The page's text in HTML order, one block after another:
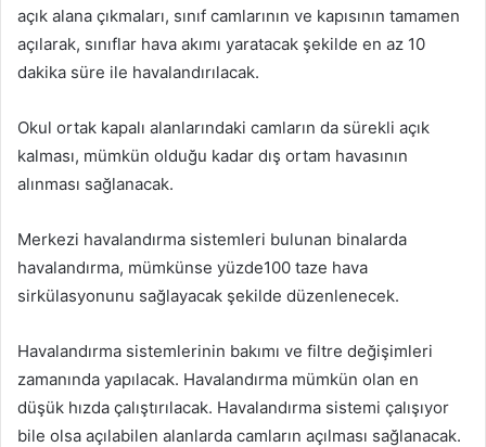
açık alana çıkmaları, sınıf camlarının ve kapısının tamamen
açılarak, sınıflar hava akımı yaratacak şekilde en az 10
dakika süre ile havalandırılacak.
Okul ortak kapalı alanlarındaki camların da sürekli açık
kalması, mümkün olduğu kadar dış ortam havasının
alınması sağlanacak.
Merkezi havalandırma sistemleri bulunan binalarda
havalandırma, mümkünse yüzde100 taze hava
sirkülasyonunu sağlayacak şekilde düzenlenecek.
Havalandırma sistemlerinin bakımı ve filtre değişimleri
zamanında yapılacak. Havalandırma mümkün olan en
düşük hızda çalıştırılacak. Havalandırma sistemi çalışıyor
bile olsa açılabilen alanlarda camların açılması sağlanacak.